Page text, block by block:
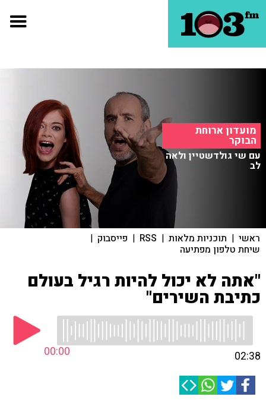
מועדון ארוחת
הבוקר
עם שי גולדשטיין ולאה
לב
ראשי | תוכניות מלאות |
RSS
| פייסבוק |
שיחת טלפון מפתיעה
"אתה לא יכול להיות רגיל בעולם
כתיבת השירים"
00:00 02:38